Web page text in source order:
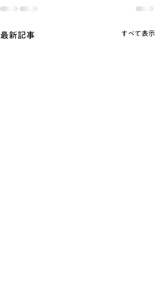
最新記事 すべて表示